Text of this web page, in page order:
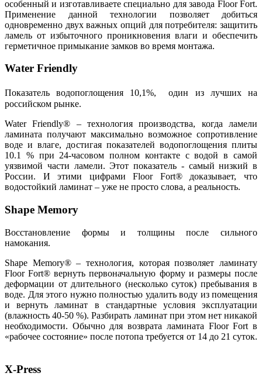
особенный и изготавливаете специально для завода Floor Fort.
Применение данной технологии позволяет добиться
одновременно двух важных опций для потребителя: защитить
ламель от избыточного проникновения влаги и обеспечить
герметичное примыкание замков во время монтажа.
Water Friendly
Показатель водопоглощения 10,1%, один из лучших на
российском рынке.
Water Friendly® – технология производства, когда ламели
ламината получают максимально возможное сопротивление
воде и влаге, достигая показателей водопоглощения плиты
10.1 % при 24-часовом полном контакте с водой в самой
уязвимой части ламели. Этот показатель - самый низкий в
России. И этими цифрами Floor Fort® доказывает, что
водостойкий ламинат – уже не просто слова, а реальность.
Shape Memory
Восстановление формы и толщины после сильного
намокания.
Shape Memory® – технология, которая позволяет ламинату
Floor Fort® вернуть первоначальную форму и размеры после
деформации от длительного (несколько суток) пребывания в
воде. Для этого нужно полностью удалить воду из помещения
и вернуть ламинат в стандартные условия эксплуатации
(влажность 40-50 %). Разбирать ламинат при этом нет никакой
необходимости. Обычно для возврата ламината Floor Fort в
«рабочее состояние» после потопа требуется от 14 до 21 суток.
X-Press